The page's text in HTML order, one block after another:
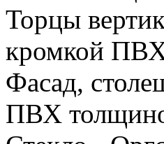
Торцы
кромкой
Фасад,
ПВХ